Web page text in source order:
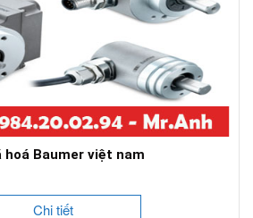
hoá Baumer việt nam
Chi tiết